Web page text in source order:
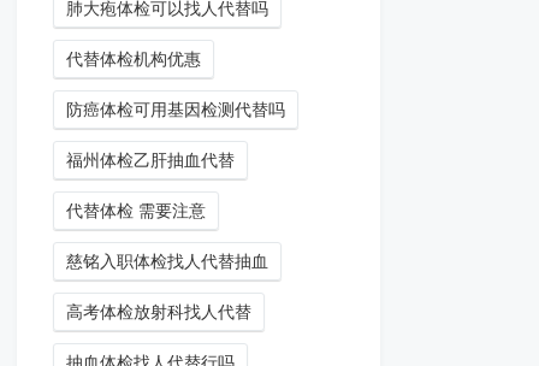
肺大疱体检可以找人代替吗
代替体检机构优惠
防癌体检可用基因检测代替吗
福州体检乙肝抽血代替
代替体检 需要注意
慈铭入职体检找人代替抽血
高考体检放射科找人代替